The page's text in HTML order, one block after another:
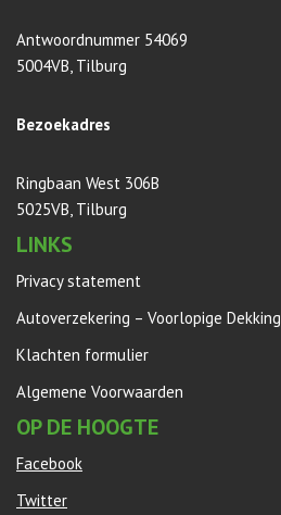
Antwoordnummer 54069
5004VB, Tilburg
Bezoekadres
Ringbaan West 306B
5025VB, Tilburg
LINKS
Privacy statement
Autoverzekering – Voorlopige Dekking
Klachten formulier
Algemene Voorwaarden
OP DE HOOGTE
Facebook
Twitter